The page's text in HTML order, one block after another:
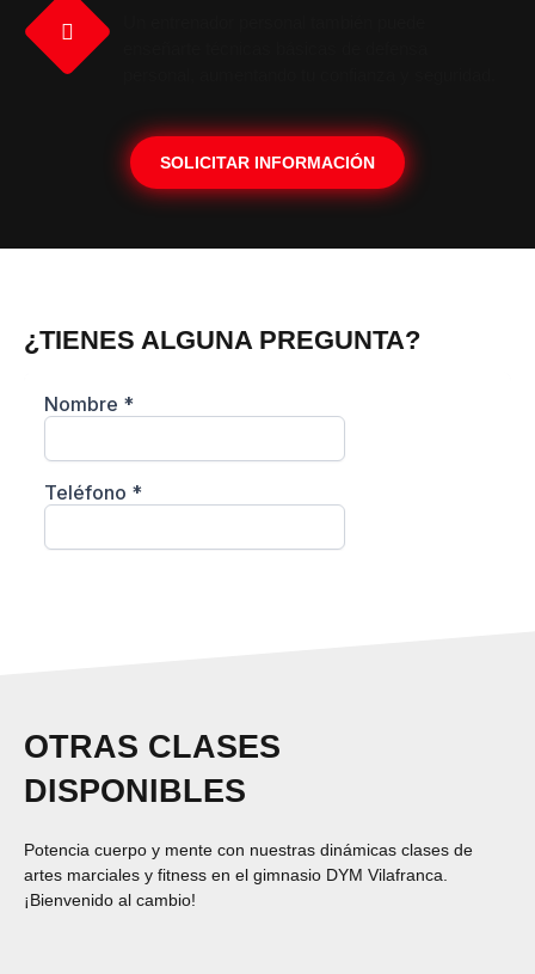
SOLICITAR INFORMACIÓN
¿TIENES ALGUNA PREGUNTA?
OTRAS CLASES
DISPONIBLES
Potencia cuerpo y mente con nuestras dinámicas clases de
artes marciales y fitness en el gimnasio DYM Vilafranca.
¡Bienvenido al cambio!